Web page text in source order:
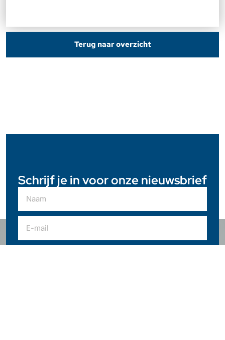
Terug naar overzicht
Schrijf je in voor onze nieuwsbrief